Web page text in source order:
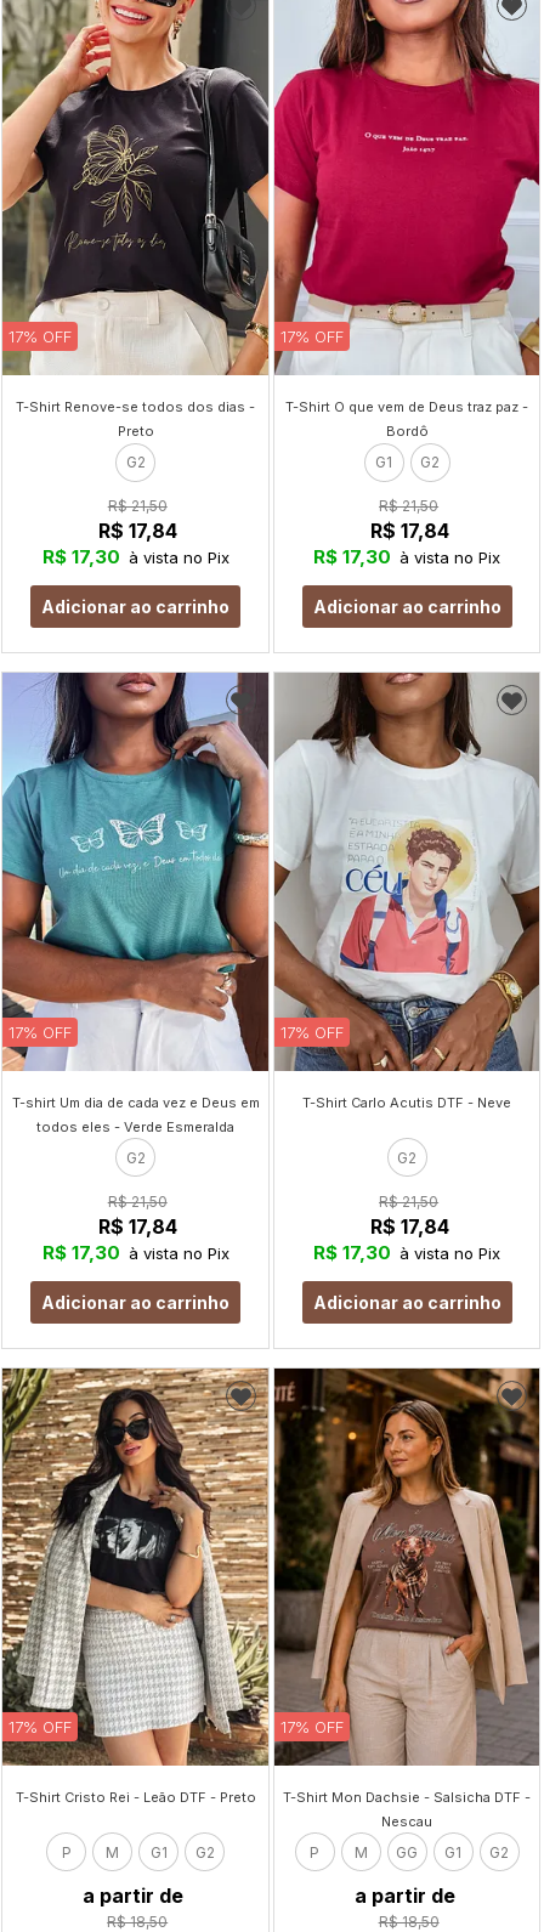
17% OFF
T-Shirt Renove-se todos dos dias -
Preto
G2
R$ 21,50
R$ 17,84
R$ 17,30 à vista no Pix
Adicionar ao carrinho
17% OFF
T-Shirt O que vem de Deus traz paz -
Bordô
G1 G2
R$ 21,50
R$ 17,84
R$ 17,30 à vista no Pix
Adicionar ao carrinho
17% OFF
T-shirt Um dia de cada vez e Deus em
todos eles - Verde Esmeralda
G2
R$ 21,50
R$ 17,84
R$ 17,30 à vista no Pix
Adicionar ao carrinho
17% OFF
T-Shirt Carlo Acutis DTF - Neve
G2
R$ 21,50
R$ 17,84
R$ 17,30 à vista no Pix
Adicionar ao carrinho
17% OFF
T-Shirt Cristo Rei - Leão DTF - Preto
P M G1 G2
a partir de
R$ 18,50
17% OFF
T-Shirt Mon Dachsie - Salsicha DTF -
Nescau
P M GG G1 G2
a partir de
R$ 18,50